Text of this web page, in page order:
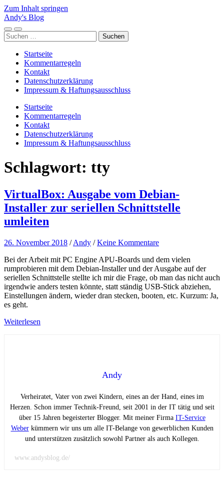
Zum Inhalt springen
Andy's Blog
Mobile-
Menü
Suchfeld
ein-/ausblenden
Suchen
nach:
Startseite
Kommentarregeln
Kontakt
Datenschutzerklärung
Impressum & Haftungsausschluss
Startseite
Kommentarregeln
Kontakt
Datenschutzerklärung
Impressum & Haftungsausschluss
Schlagwort: tty
VirtualBox: Ausgabe vom Debian-
Installer zur seriellen Schnittstelle
umleiten
26. November 2018 /Andy /Keine Kommentare
Bei der Arbeit mit PC Engine APU-Boards und dem vielen
rumprobieren mit dem Debian-Installer und der Ausgabe auf der
seriellen Schnittstelle stellte ich mir die Frage, ob man das nicht auch
irgendwie anders testen könnte, statt ständig USB-Stick abziehen,
Einstellungen ändern, wieder dran stecken, booten, etc. Kurzum: Ja,
es geht.
Weiterlesen
Andy
Verheiratet, Vater von zwei Kindern, eines an der Hand, eines im
Herzen. Schon immer Technik-Freund, seit 2001 in der IT tätig und seit
über 15 Jahren begeisterter Blogger. Mit meiner Firma IT-Service
Weberkümmern wir uns um alle IT-Belange von gewerblichen Kunden
und unterstützen zusätzlich sowohl Partner als auch Kollegen.
www.andysblog.de/